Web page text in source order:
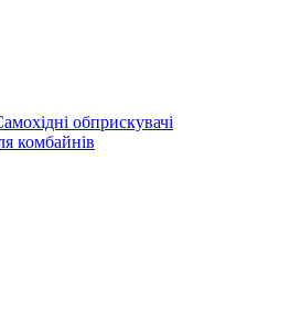
обприскувачі
комбайнів